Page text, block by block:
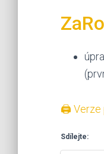
🖨 Verze
Sdílejte: